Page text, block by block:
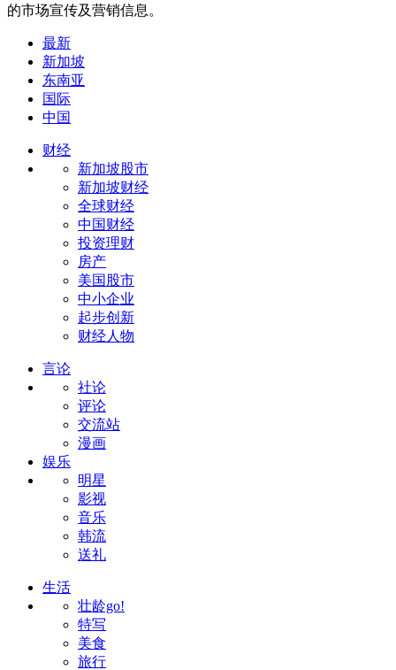
的市场宣传及营销信息。
最新
新加坡
东南亚
国际
中国
财经
新加坡股市
新加坡财经
全球财经
中国财经
投资理财
房产
美国股市
中小企业
起步创新
财经人物
言论
社论
评论
交流站
漫画
娱乐
明星
影视
音乐
韩流
送礼
生活
壮龄go!
特写
美食
旅行